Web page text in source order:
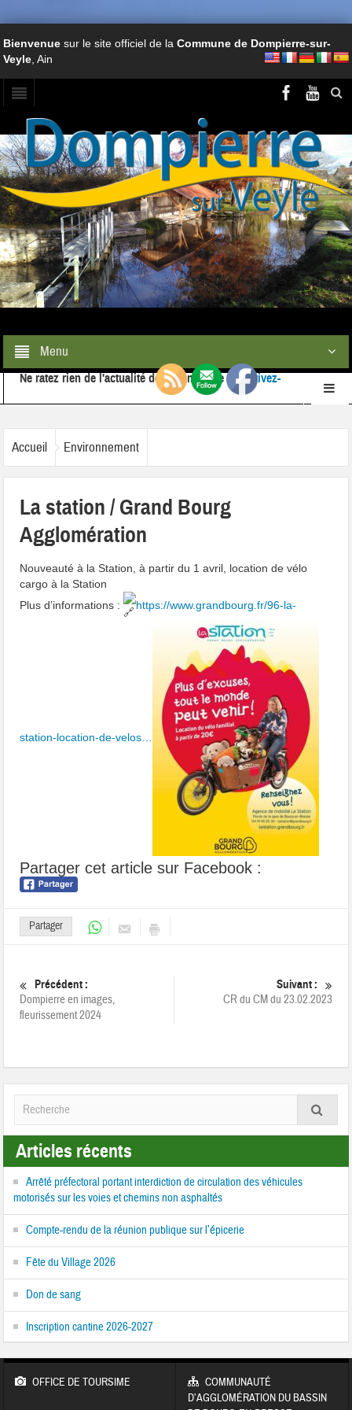
Bienvenuesur le site officiel de laCommune de Dompierre-sur-
Veyle , Ain
Menu
Ne ratez rien de l'actualité de la commune :inscrivez-
vous à notre newsletter
Retrouvez-nous également surFacebook
Accueil
Environnement
La station / Grand Bourg
Agglomération
Nouveauté à la Station, à partir du 1 avril, location de vélo
cargo à la Station
Plus d’informations :
https://www.grandbourg.fr/96-la-
station-location-de-velos…
Partager cet article sur Facebook :
Partager
Précédent :
Dompierre en images,
fleurissement 2024
Suivant :
CR du CM du 23.02.2023
Articles récents
Arrêté préfectoral portant interdiction de circulation des véhicules
motorisés sur les voies et chemins non asphaltés
Compte-rendu de la réunion publique sur l’épicerie
Fête du Village 2026
Don de sang
Inscription cantine 2026-2027
OFFICE DE TOURSIME
COMMUNAUTÉ
D’AGGLOMÉRATION DU BASSIN